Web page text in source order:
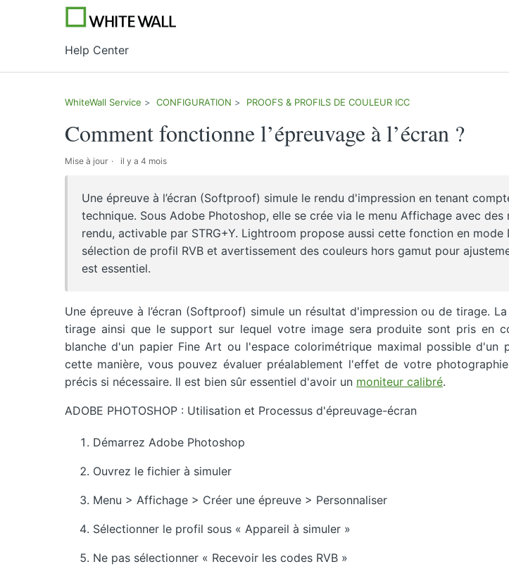
Help Center
WhiteWall Service CONFIGURATION PROOFS & PROFILS DE COULEUR ICC
Comment fonctionne l’épreuvage à l’écran ?
Mise à jour il y a 4 mois
Une épreuve à l’écran (Softproof) simule le rendu d'impression en tenant
technique. Sous Adobe Photoshop, elle se crée via le menu Affichage avec
rendu, activable par STRG+Y. Lightroom propose aussi cette fonction en mode
sélection de profil RVB et avertissement des couleurs hors gamut pour
est essentiel.
Une épreuve à l’écran (Softproof) simule un résultat d'impression ou de tirage.
tirage ainsi que le support sur lequel votre image sera produite sont pris en
blanche d'un papier Fine Art ou l'espace colorimétrique maximal possible d'un
cette manière, vous pouvez évaluer préalablement l'effet de votre
précis si nécessaire. Il est bien sûr essentiel d'avoir un moniteur calibré.
ADOBE PHOTOSHOP : Utilisation et Processus d'épreuvage-écran
Démarrez Adobe Photoshop
Ouvrez le fichier à simuler
Menu > Affichage > Créer une épreuve > Personnaliser
Sélectionner le profil sous « Appareil à simuler »
Ne pas sélectionner « Recevoir les codes RVB »